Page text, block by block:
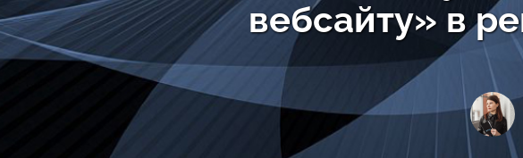
SEO
Кейси
SEO
вебсайту» в